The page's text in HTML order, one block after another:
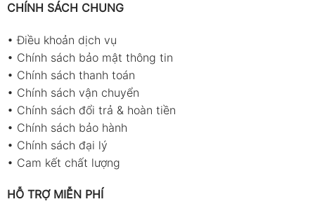
CHÍNH SÁCH CHUNG
•Điều khoản dịch vụ
• Chính sách bảo mật thông tin
• Chính sách thanh toán
• Chính sách vận chuyển
• Chính sách đổi trả & hoàn tiền
• Chính sách bảo hành
• Chính sách đại lý
• Cam kết chất lượng
HỖ TRỢ MIỄN PHÍ